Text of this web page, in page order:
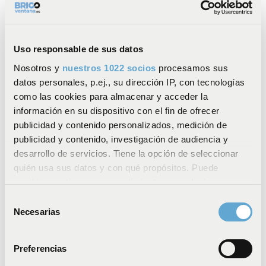
Uso responsable de sus datos
Nosotros y nuestros 1022 socios procesamos sus
datos personales, p.ej., su dirección IP, con tecnologías
como las cookies para almacenar y acceder la
información en su dispositivo con el fin de ofrecer
publicidad y contenido personalizados, medición de
publicidad y contenido, investigación de audiencia y
desarrollo de servicios. Tiene la opción de seleccionar
quién usa sus datos y con qué propósitos. Puede
cambiar o retirar su consentimiento en cualquier
el Menú de consentimiento.
Recopilar información sobre su ubicación
Necesarias
Preferencias